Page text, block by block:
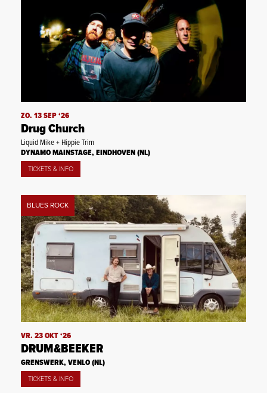
ZO. 13 SEP ‘26
Drug Church
Liquid Mike + Hippie Trim
DYNAMO MAINSTAGE, EINDHOVEN (NL)
TICKETS & INFO
BLUES ROCK
VR. 23 OKT ‘26
DRUM&BEEKER
GRENSWERK, VENLO (NL)
TICKETS & INFO